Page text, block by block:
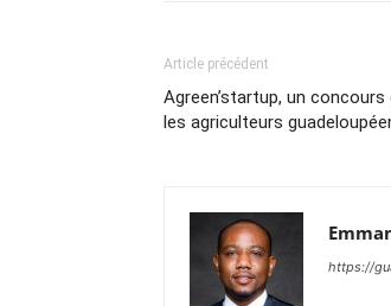
Article précédent
Agreen’startup, un
les agriculteurs
https://